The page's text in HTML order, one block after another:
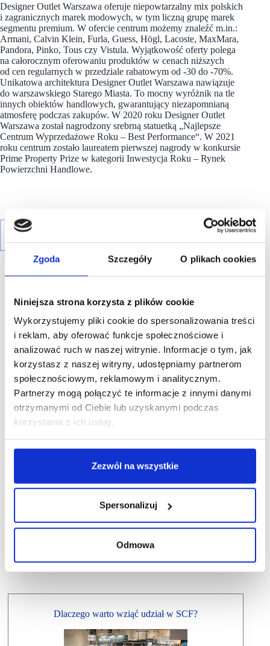
Zgoda Szczegóły O plikach cookies
Niniejsza strona korzysta z plików cookie
Wykorzystujemy pliki cookie do spersonalizowania treści
i reklam, aby oferować funkcje społecznościowe i
analizować ruch w naszej witrynie. Informacje o tym, jak
korzystasz z naszej witryny, udostępniamy partnerom
społecznościowym, reklamowym i analitycznym.
Partnerzy mogą połączyć te informacje z innymi danymi
otrzymanymi od Ciebie lub uzyskanymi podczas
korzystania z ich usług.
Zezwól na wszystkie
Spersonalizuj
Odmowa
Designer Outlet Warszawa oferuje niepowtarzalny mix polskich
i zagranicznych marek modowych, w tym liczną grupę marek
segmentu premium. W ofercie centrum możemy znaleźć m.in.:
Armani, Calvin Klein, Furla, Guess, Högl, Lacoste, MaxMara,
Pandora, Pinko, Tous czy Vistula. Wyjątkowość oferty polega
na całorocznym oferowaniu produktów w cenach niższych
od cen regularnych w przedziale rabatowym od -30 do -70%.
Unikatowa architektura Designer Outlet Warszawa nawiązuje
do warszawskiego Starego Miasta. To mocny wyróżnik na tle
innych obiektów handlowych, gwarantujący niezapomnianą
atmosferę podczas zakupów. W 2020 roku Designer Outlet
Warszawa został nagrodzony srebrną statuetką „Najlepsze
Centrum Wyprzedażowe Roku – Best Performance“. W 2021
roku centrum zostało laureatem pierwszej nagrody w konkursie
Prime Property Prize w kategorii Inwestycja Roku – Rynek
Powierzchni Handlowe.
R E K L A M A
Dlaczego warto wziąć udział w SCF?